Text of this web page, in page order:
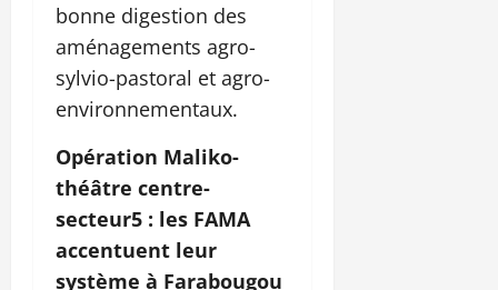
bonne digestion des
aménagements agro-
sylvio-pastoral et agro-
environnementaux.
Opération Maliko-
théâtre centre-
secteur5 : les FAMA
accentuent leur
système à Farabougou